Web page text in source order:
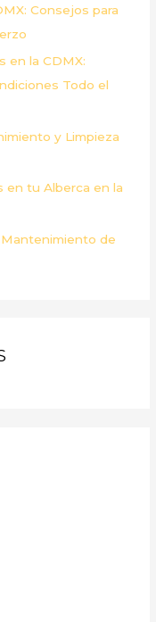
Consejos para
en la CDMX:
Todo el
y Limpieza
en tu Alberca en la
Mantenimiento de